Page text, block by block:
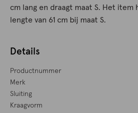
cm lang en draagt maat S. Het
lengte van 61 cm bij maat S.
Details
Productnummer
Merk
Sluiting
Kraagvorm